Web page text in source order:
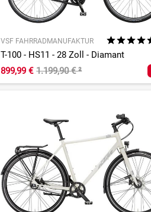
VSF FAHRRADMANUFAKTUR
T-100 - HS11 - 28 Zoll - Diamant
899,99 € 1.199,90 €²